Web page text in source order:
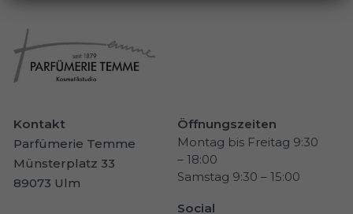
Kontakt
Parfümerie Temme
Münsterplatz 33
89073 Ulm
Öffnungszeiten
Montag bis Freitag 9:30
– 18:00
Samstag 9:30 – 15:00
Social